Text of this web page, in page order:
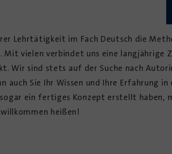
Lehrtätigkeit im Fach Deutsch die
vielen verbindet uns eine ­langjährige
Wir sind stets auf der Suche nach
auch Sie Ihr Wissen und Ihre Erfahrung
ein fertiges Konzept erstellt haben,
heißen!